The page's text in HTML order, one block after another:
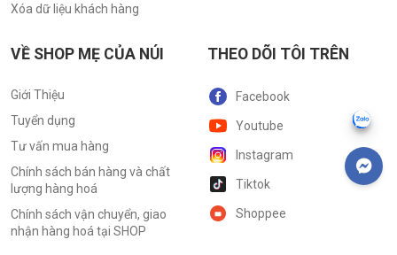
Xóa dữ liệu khách hàng
VỀ SHOP MẸ CỦA NÚI
Giới Thiệu
Tuyển dụng
Tư vấn mua hàng
Chính sách bán hàng và chất
lượng hàng hoá
Chính sách vận chuyển, giao
nhận hàng hoá tại SHOP
THEO DÕI TÔI TRÊN
Facebook
Youtube
Instagram
Tiktok
Shoppee